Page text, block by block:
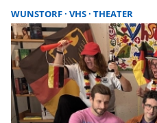
Sicherheit. Ab Donnerstag
geöffnet.
WUNSTORF VHS THEATER